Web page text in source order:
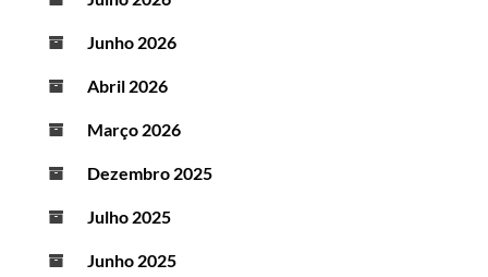
Junho 2026
Abril 2026
Março 2026
Dezembro 2025
Julho 2025
Junho 2025